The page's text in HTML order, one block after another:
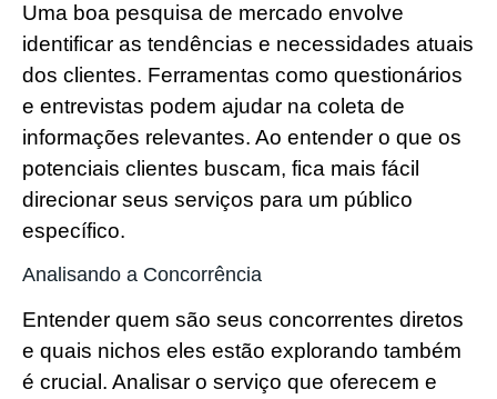
Uma boa pesquisa de mercado envolve
identificar as tendências e necessidades atuais
dos clientes. Ferramentas como questionários
e entrevistas podem ajudar na coleta de
informações relevantes. Ao entender o que os
potenciais clientes buscam, fica mais fácil
direcionar seus serviços para um público
específico.
Analisando a Concorrência
Entender quem são seus concorrentes diretos
e quais nichos eles estão explorando também
é crucial. Analisar o serviço que oferecem e